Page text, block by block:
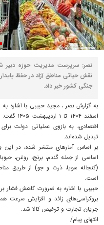
نصر: سرپرست مدیریت حوزه دبیر
نقش حیاتی مناطق آزاد در حفظ
جنگی کشور خبر داد.
اسفند
اقتصادی، به بازوی عملیاتی دولت
تبدیل شده‌اند.
اساسی از جمله گندم، برنج، روغن،
(کنجاله سویا، ذرت و جو) از طریق
است.
حبیبی‌ با اشاره به ضرورت کاهش فشار
بروکراسی‌های زائد و افزایش سرعت
جریان تجارت و ترخیص کالا شد.
انتهای پیام/